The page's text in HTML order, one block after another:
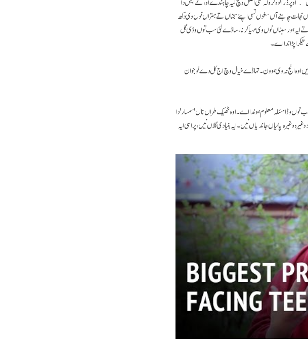
نجات چاہنے آں سغوں تسی اپنے سجناں تے مِتراں نوں وی دکھ
ایہ ہور سبناں نوں وی مہیا کرنا، ساڈے لئی سب توں وڈی گل
اپڑاندا اے۔
اوہ انج نہ وی ہوون۔ تہاڈے خیال وچ اج کل دے نوجوان
وڈا مسٔلہ معلوم ہوندا اے۔ اوہ ٹھیک طراں نال 'سمسار' دا
پائیاں جاندیاں نیں۔ ایہ بنیادی گلاں نیں، پر اسی ایہ